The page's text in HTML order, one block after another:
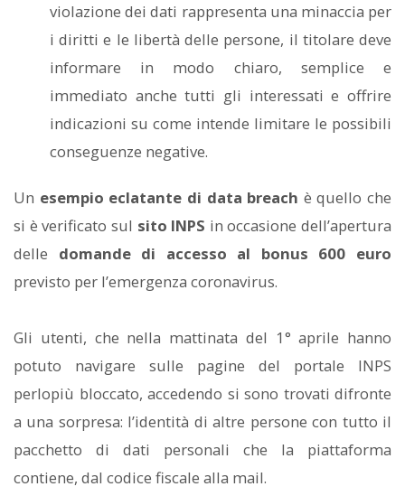
violazione dei dati rappresenta una minaccia per
i diritti e le libertà delle persone, il titolare deve
informare in modo chiaro, semplice e
immediato anche tutti gli interessati e offrire
indicazioni su come intende limitare le possibili
conseguenze negative.
Un esempio eclatante di data breach è quello che
si è verificato sul sito INPS in occasione dell’apertura
delle domande di accesso al bonus 600 euro
previsto per l’emergenza coronavirus.
Gli utenti, che nella mattinata del 1° aprile hanno
potuto navigare sulle pagine del portale INPS
perlopiù bloccato, accedendo si sono trovati difronte
a una sorpresa: l’identità di altre persone con tutto il
pacchetto di dati personali che la piattaforma
contiene, dal codice fiscale alla mail.